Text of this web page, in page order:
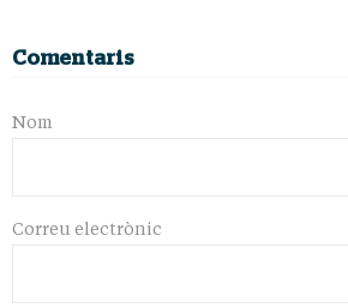
Comentaris
Nom
Correu electrònic